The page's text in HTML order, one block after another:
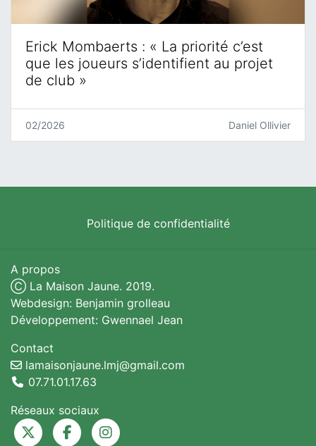
Erick Mombaerts : « La priorité c’est
que les joueurs s’identifient au projet
de club »
02/2026 Daniel Ollivier
Politique de confidentialité
A propos
Ⓒ La Maison Jaune. 2019.
Webdesign: Benjamin grolleau
Développement: Gwennael Jean
Contact
lamaisonjaune.lmj@gmail.com
07.71.01.17.63
Réseaux sociaux